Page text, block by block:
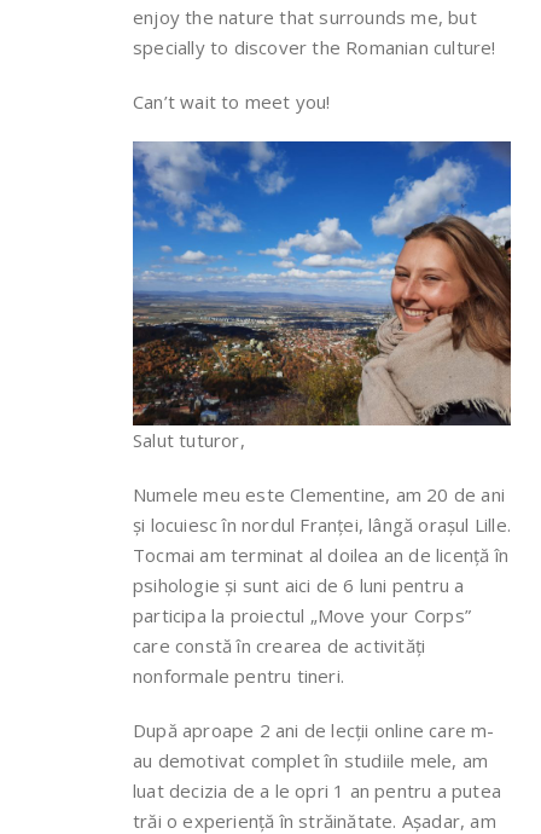
enjoy the nature that surrounds me, but
specially to discover the Romanian culture!
Can’t wait to meet you!
Salut tuturor,
Numele meu este Clementine, am 20 de ani
și locuiesc în nordul Franței, lângă orașul Lille.
Tocmai am terminat al doilea an de licență în
psihologie și sunt aici de 6 luni pentru a
participa la proiectul „Move your Corps”
care constă în crearea de activități
nonformale pentru tineri.
După aproape 2 ani de lecții online care m-
au demotivat complet în studiile mele, am
luat decizia de a le opri 1 an pentru a putea
trăi o experiență în străinătate. Așadar, am